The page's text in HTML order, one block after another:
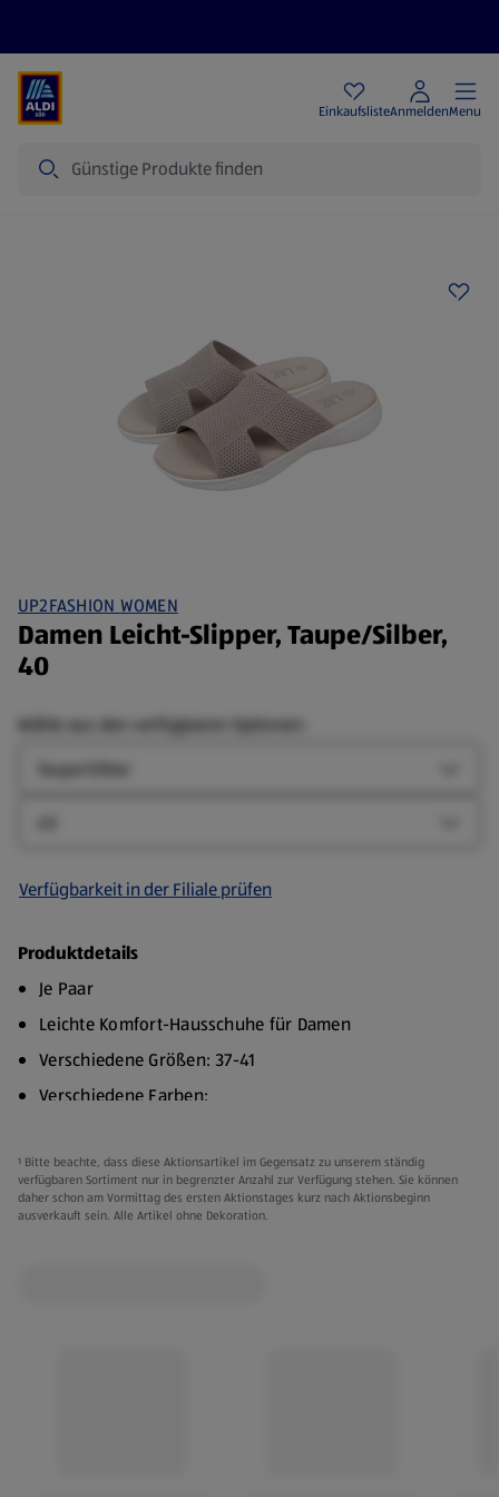
EinkaufslisteAnmeldenMenu
UP2FASHION WOMEN
Damen Leicht-Slipper, Taupe/Silber,
40
Wähle aus den verfügbaren Optionen:
Verfügbarkeit in der Filiale prüfen
Produktdetails
Je Paar
Leichte Komfort-Hausschuhe für Damen
Verschiedene Größen: 37-41
Verschiedene Farben:
Marineblau/Silber
Obermaterial:
¹ Bitte beachte, dass diese Aktionsartikel im Gegensatz zu unserem ständig
verfügbaren Sortiment nur in begrenzter Anzahl zur Verfügung stehen. Sie können
daher schon am Vormittag des ersten Aktionstages kurz nach Aktionsbeginn
ausverkauft sein. Alle Artikel ohne Dekoration.